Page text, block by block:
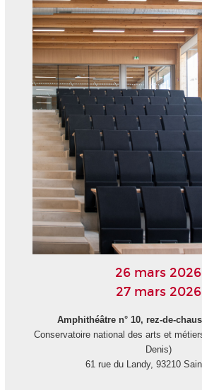
26 mars 2026
27 mars 2026
Amphithéâtre n° 10, rez-de-
Conservatoire national des arts et
Denis)
61 rue du Landy, 93210